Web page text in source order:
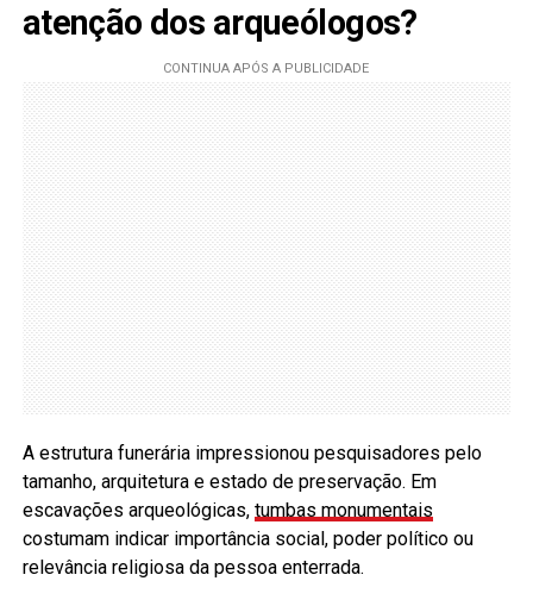
atenção dos arqueólogos?
A estrutura funerária impressionou pesquisadores pelo
tamanho, arquitetura e estado de preservação. Em
escavações arqueológicas, tumbas monumentais
costumam indicar importância social, poder político ou
relevância religiosa da pessoa enterrada.